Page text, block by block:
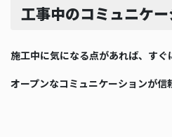
工事中のコミュニケ
施工中に気になる点があれば、すぐ
オープンなコミュニケーションが信